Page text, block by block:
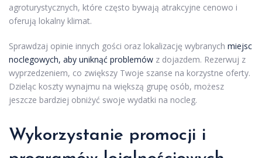
agroturystycznych, które często bywają atrakcyjne cenowo i
oferują lokalny klimat.
Sprawdzaj opinie innych gości oraz lokalizację wybranych miejsc
noclegowych, aby uniknąć problemów z dojazdem. Rezerwuj z
wyprzedzeniem, co zwiększy Twoje szanse na korzystne oferty.
Dzieląc koszty wynajmu na większą grupę osób, możesz
jeszcze bardziej obniżyć swoje wydatki na nocleg.
Wykorzystanie promocji i